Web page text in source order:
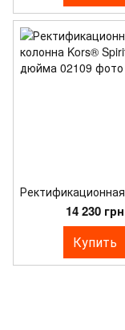
14 230 грн
Купить